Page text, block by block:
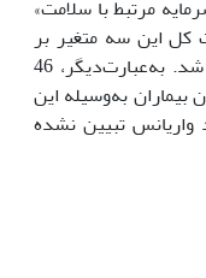
مرتبط با سلامت»
کل این سه متغیر بر
سبک زندگی سالم برابر 46/0 محاسبه شد. به‌عبارت‌دیگر، 46
به‌وسیله این
تبیین است و 54 درصد واریانس تبیین نشده